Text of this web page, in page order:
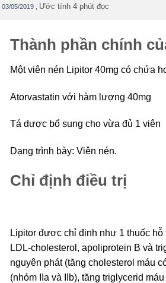
03/05/2019 Ước tính 4 phút đọc
Thành phần chính
Một viên nén Lipitor 40mg có chứa
Atorvastatin với hàm lượng 40mg
Tá dược bổ sung cho vừa đủ 1 viên
Dạng trình bày: Viên nén.
Chỉ định điều trị
Lipitor được chỉ định như 1 thuốc
LDL-cholesterol, apoliprotein B và
nguyên phát (tăng cholesterol máu
(nhóm IIa và IIb), tăng triglycerid